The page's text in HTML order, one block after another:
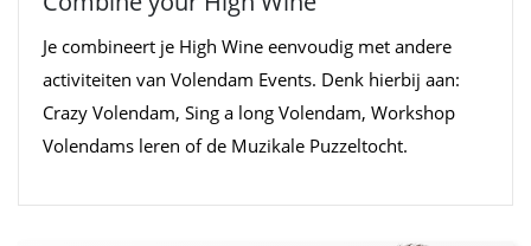
Je combineert je High Wine eenvoudig met andere
activiteiten van Volendam Events. Denk hierbij aan:
Crazy Volendam, Sing a long Volendam, Workshop
Volendams leren of de Muzikale Puzzeltocht.